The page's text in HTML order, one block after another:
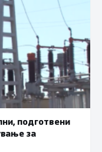
подготвени
за